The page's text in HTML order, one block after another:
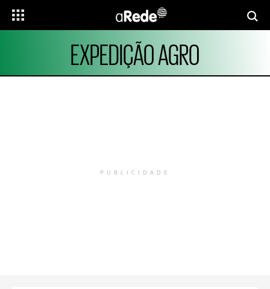
EXPEDIÇÃO AGRO
PUBLICIDADE